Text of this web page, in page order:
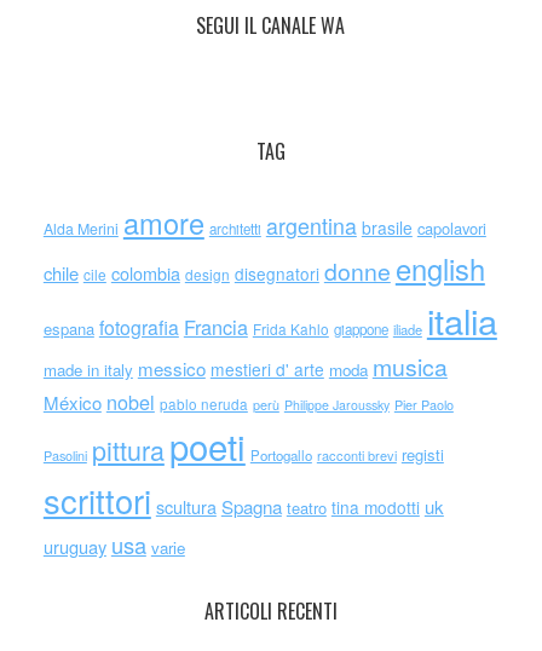
SEGUI IL CANALE WA
TAG
Alda Merini amore architetti argentina brasile capolavori
chile cile colombia design disegnatori donne english
espana fotografia Francia Frida Kahlo giappone iliade italia
made in italy messico mestieri d' arte moda musica
México nobel pablo neruda perù Philippe Jaroussky Pier Paolo
Pasolini pitturapoeti Portogallo racconti brevi registi
scrittori scultura Spagna teatro tina modotti uk
uruguay usa varie
ARTICOLI RECENTI